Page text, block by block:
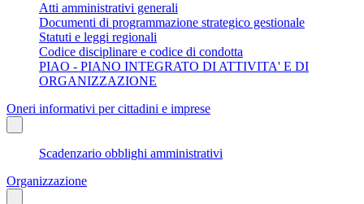
Atti amministrativi generali
Documenti di programmazione strategico gestionale
Statuti e leggi regionali
Codice disciplinare e codice di condotta
PIAO - PIANO INTEGRATO DI ATTIVITA' E DI
ORGANIZZAZIONE
Oneri informativi per cittadini e imprese
Scadenzario obblighi amministrativi
Organizzazione